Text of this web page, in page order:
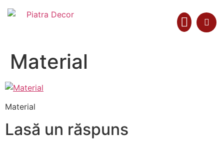
Material
Material
Lasă un răspuns